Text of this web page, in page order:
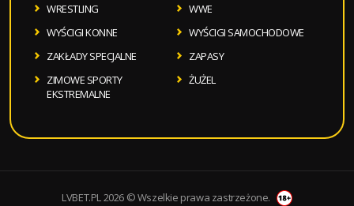
WRESTLING
WWE
WYŚCIGI KONNE
WYŚCIGI SAMOCHODOWE
ZAKŁADY SPECJALNE
ZAPASY
ZIMOWE SPORTY
EKSTREMALNE
ŻUŻEL
LVBET.PL 2026 © Wszelkie prawa zastrzeżone.